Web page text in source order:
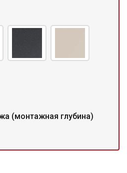
(монтажная глубина)